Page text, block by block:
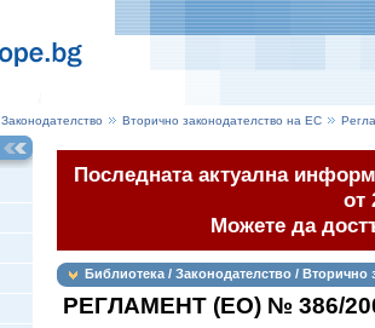
Законодателство Вторично законодателство на ЕС
Последната актуална
от
Можете да
Библиотека / Законодателство / Вторично
РЕГЛАМЕНТ (ЕО) № 386/